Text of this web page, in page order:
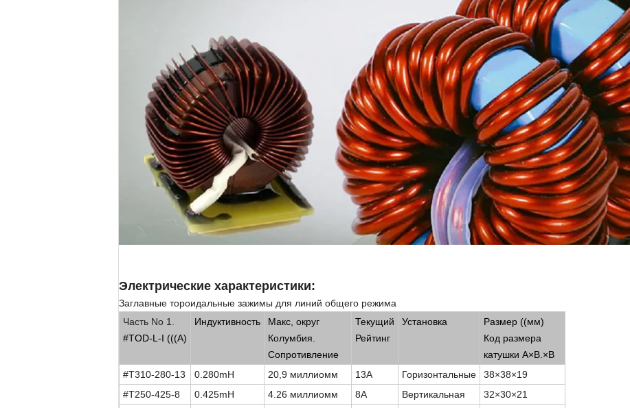
Электрические характеристики:
Заглавные тороидальные зажимы для линий общего режима
Часть No 1.
#TOD-L-I (((А)
Индуктивность
Макс, округ
Колумбия.
Сопротивление
Текущий
Рейтинг
Установка
Размер ((мм)
Код размера
катушки A×В. ×В
#T310-280-13
0.280mH 20,9 миллиомм 13А Горизонтальные 38×38×19
#T250-425-8
0.425mH 4.26 миллиомм 8А Вертикальная 32×30×21